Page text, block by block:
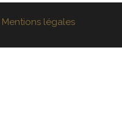
Mentions légales